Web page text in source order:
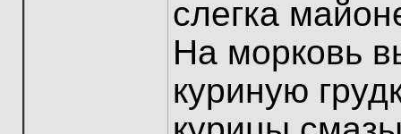
слегка
На морковь
куриную